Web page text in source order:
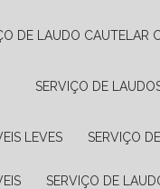
DE LAUDO CAUTELAR
SERVIÇO DE
LEVES SERVIÇO
SERVIÇO DE